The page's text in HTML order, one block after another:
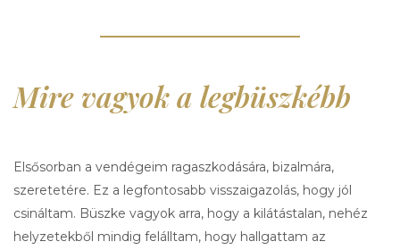
Mire vagyok a legbüszkébb
Elsősorban a vendégeim ragaszkodására, bizalmára,
szeretetére. Ez a legfontosabb visszaigazolás, hogy jól
csináltam. Büszke vagyok arra, hogy a kilátástalan, nehéz
helyzetekből mindig felálltam, hogy hallgattam az